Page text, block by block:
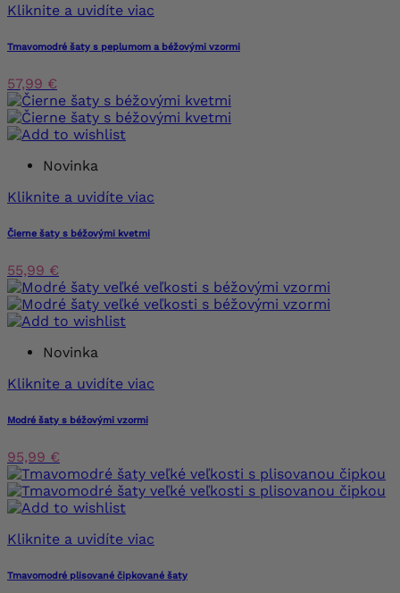
Kliknite a uvidíte viac
Tmavomodré šaty s peplumom a béžovými vzormi
57,99 €
Novinka
Kliknite a uvidíte viac
Čierne šaty s béžovými kvetmi
55,99 €
Novinka
Kliknite a uvidíte viac
Modré šaty s béžovými vzormi
95,99 €
Kliknite a uvidíte viac
Tmavomodré plisované čipkované šaty